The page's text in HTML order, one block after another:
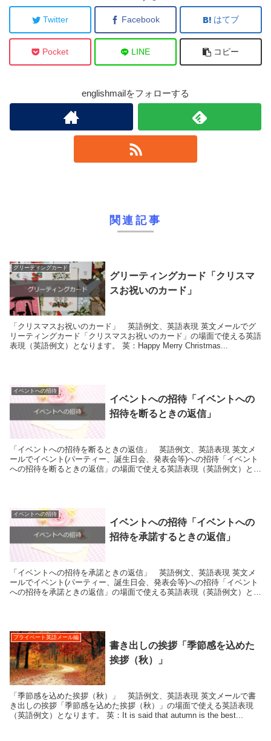
Twitter Facebook はてブ
Pocket LINE コピー
englishmailをフォローする
関連記事
グリーティングカード
グリーティングカード「クリスマ
スお祝いのカード」
「クリスマスお祝いのカード」 英語例文、英語表現 英文メールでグ
リーティングカード「クリスマスお祝いのカード」の場面で使える英語
表現（英語例文）となります。 英：Happy Merry Christmas...
イベントへの招待
イベントへの招待「イベントへの
招待を断るときの返信」
「イベントへの招待を断るときの返信」 英語例文、英語表現 英文メ
ールでイベント(パーティー、誕生日会、発表会等)への招待「イベント
への招待を断るときの返信」の場面で使える英語表現（英語例文）とな
イベントへの招待
イベントへの招待「イベントへの
招待を承諾するときの返信」
「イベントへの招待を承諾ときの返信」 英語例文、英語表現 英文メ
ールでイベント(パーティー、誕生日会、発表会等)への招待「イベント
への招待を承諾ときの返信」の場面で使える英語表現（英語例文）とな
プライベート英語メール編
書き出しの挨拶「季節感を込めた
挨拶（秋）」
「季節感を込めた挨拶（秋）」 英語例文、英語表現 英文メールで書
き出しの挨拶「季節感を込めた挨拶（秋）」の場面で使える英語表現
（英語例文）となります。 英：It is said that autumn is the best...